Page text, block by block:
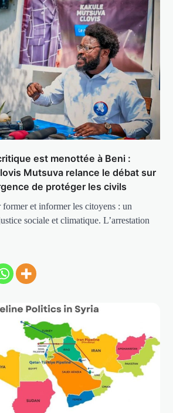
est menottée à Beni :
Mutsuva relance le débat sur
de protéger les civils
et informer les citoyens : un
sociale et climatique. L’arrestation